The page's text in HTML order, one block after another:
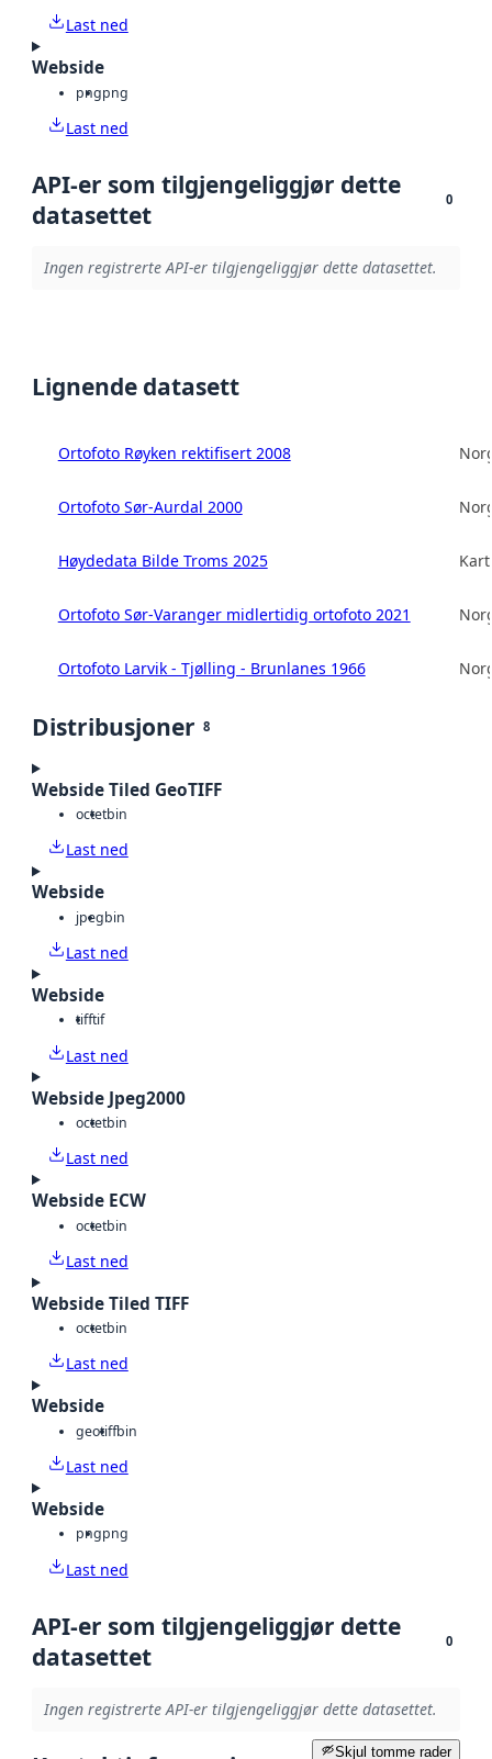
Last ned
Webside
pngpng
Last ned
API-er som tilgjengeliggjør dette
datasettet
0
Ingen registrerte API-er tilgjengeliggjør dette datasettet.
Lignende datasett
Ortofoto Røyken rektifisert 2008
Ortofoto Sør-Aurdal 2000
Høydedata Bilde Troms 2025
Ortofoto Sør-Varanger midlertidig ortofoto 2021
Ortofoto Larvik - Tjølling - Brunlanes 1966
Distribusjoner 8
Webside Tiled GeoTIFF
octetbin
Last ned
Webside
jpegbin
Last ned
Webside
tifftif
Last ned
Webside Jpeg2000
octetbin
Last ned
Webside ECW
octetbin
Last ned
Webside Tiled TIFF
octetbin
Last ned
Webside
geotiffbin
Last ned
Webside
pngpng
Last ned
API-er som tilgjengeliggjør dette
datasettet
0
Ingen registrerte API-er tilgjengeliggjør dette datasettet.
Skjul tomme rader